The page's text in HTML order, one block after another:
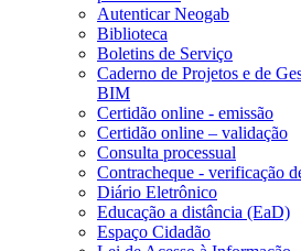
Autenticar Neogab
Biblioteca
Boletins de Serviço
Caderno de Projetos e de
BIM
Certidão online - emissão
Certidão online – validação
Consulta processual
Contracheque - verificação
Diário Eletrônico
Educação a distância (EaD)
Espaço Cidadão